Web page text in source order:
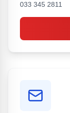
033 345 2811